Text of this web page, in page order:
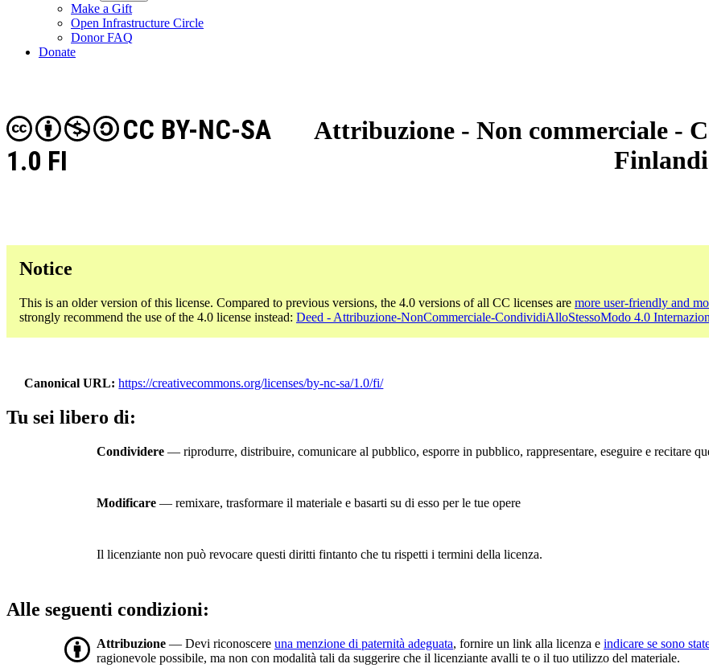
Make a Gift
Open Infrastructure Circle
Donor FAQ
Donate
Attribuzione - Non commerciale -
CC BY-NC-SA
1.0 FI
Notice
This is an older version of this license. Compared to previous versions, the 4.0 versions of all CC licenses are more user-friendly and
strongly recommend the use of the 4.0 license instead: Deed - Attribuzione-NonCommerciale-CondividiAlloStessoModo 4.0
Canonical URL https://creativecommons.org/licenses/by-nc-sa/1.0/fi/
Tu sei libero di:
Condividere — riprodurre, distribuire, comunicare al pubblico, esporre in pubblico, rappresentare, eseguire e recitare
Modificare — remixare, trasformare il materiale e basarti su di esso per le tue opere
Il licenziante non può revocare questi diritti fintanto che tu rispetti i termini della licenza.
Alle seguenti condizioni:
Attribuzione — Devi riconoscere una menzione di paternità adeguata, fornire un link alla licenza e indicare se sono
ragionevole possibile, ma non con modalità tali da suggerire che il licenziante avalli te o il tuo utilizzo del materiale.